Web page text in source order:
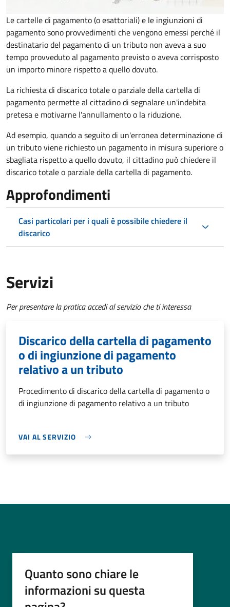
Le cartelle di pagamento (o esattoriali) e le ingiunzioni di
pagamento sono provvedimenti che vengono emessi perché il
destinatario del pagamento di un tributo non aveva a suo
tempo provveduto al pagamento previsto o aveva corrisposto
un importo minore rispetto a quello dovuto.
La richiesta di discarico totale o parziale della cartella di
pagamento permette al cittadino di segnalare un'indebita
pretesa e motivarne l'annullamento o la riduzione.
Ad esempio, quando a seguito di un'erronea determinazione di
un tributo viene richiesto un pagamento in misura superiore o
sbagliata rispetto a quello dovuto, il cittadino può chiedere il
discarico totale o parziale della cartella di pagamento.
Approfondimenti
Casi particolari per i quali è possibile chiedere il
discarico
Servizi
Per presentare la pratica accedi al servizio che ti interessa
Discarico della cartella di pagamento
o di ingiunzione di pagamento
relativo a un tributo
Procedimento di discarico della cartella di pagamento o
di ingiunzione di pagamento relativo a un tributo
VAI AL SERVIZIO
Quanto sono chiare le
informazioni su questa